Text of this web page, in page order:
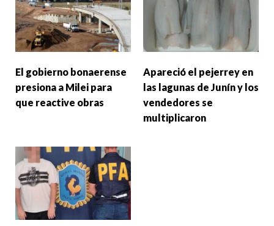
El gobierno bonaerense
presiona a Milei para
que reactive obras
Apareció el pejerrey en
las lagunas de Junín y los
vendedores se
multiplicaron